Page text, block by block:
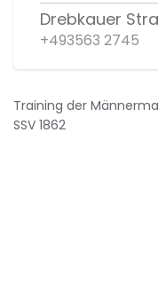
Drebkauer
+493563 2745
Training der
SSV 1862